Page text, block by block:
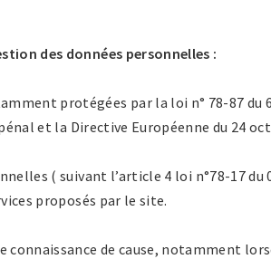
des données personnelles :
protégées par la loi n° 78-87 du
et la Directive Européenne du 24
( suivant l’article 4 loi n°78-17 du
proposés par le site.
de cause, notamment